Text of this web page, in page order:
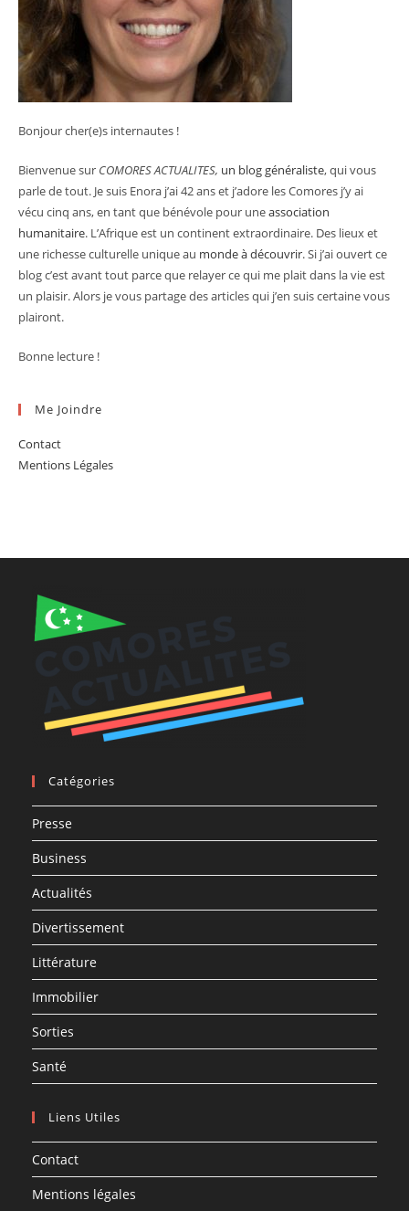
Bonjour cher(e)s internautes !
Bienvenue sur COMORES ACTUALITES, un blog généraliste, qui vous
parle de tout. Je suis Enora j’ai 42 ans et j’adore les Comores j’y ai
vécu cinq ans, en tant que bénévole pour uneassociation
humanitaire. L’Afrique est un continent extraordinaire. Des lieux et
une richesse culturelle unique au monde à découvrir. Si j’ai ouvert ce
blog c’est avant tout parce que relayer ce qui me plait dans la vie est
un plaisir. Alors je vous partage des articles qui j’en suis certaine vous
plairont.
Bonne lecture !
Me Joindre
Contact
Mentions Légales
Catégories
Presse
Business
Actualités
Divertissement
Littérature
Immobilier
Sorties
Santé
Liens Utiles
Contact
Mentions légales